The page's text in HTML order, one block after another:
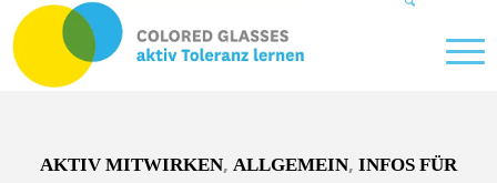
AKTIV MITWIRKEN, ALLGEMEIN, INFOS FÜR